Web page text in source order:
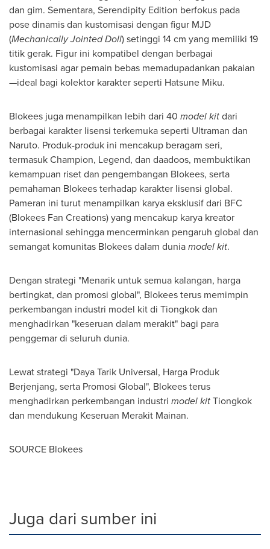
dan gim. Sementara, Serendipity Edition berfokus pada
pose dinamis dan kustomisasi dengan figur MJD
(Mechanically Jointed Doll) setinggi 14 cm yang memiliki 19
titik gerak. Figur ini kompatibel dengan berbagai
kustomisasi agar pemain bebas memadupadankan pakaian
—ideal bagi kolektor karakter seperti Hatsune Miku.
Blokees juga menampilkan lebih dari 40 model kitdari
berbagai karakter lisensi terkemuka seperti Ultraman dan
Naruto. Produk-produk ini mencakup beragam seri,
termasuk Champion, Legend, dan daadoos, membuktikan
kemampuan riset dan pengembangan Blokees, serta
pemahaman Blokees terhadap karakter lisensi global.
Pameran ini turut menampilkan karya eksklusif dari BFC
(Blokees Fan Creations) yang mencakup karya kreator
internasional sehingga mencerminkan pengaruh global dan
semangat komunitas Blokees dalam duniamodel kit.
Dengan strategi "Menarik untuk semua kalangan, harga
bertingkat, dan promosi global", Blokees terus memimpin
perkembangan industri model kit di Tiongkok dan
menghadirkan "keseruan dalam merakit" bagi para
penggemar di seluruh dunia.
Lewat strategi "Daya Tarik Universal, Harga Produk
Berjenjang, serta Promosi Global", Blokees terus
menghadirkan perkembangan industri model kitTiongkok
dan mendukung Keseruan Merakit Mainan.
SOURCE Blokees
Juga dari sumber ini